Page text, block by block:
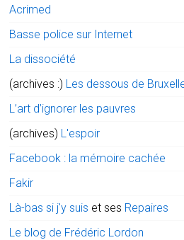
Acrimed
Basse police sur Internet
La dissociété
(archives :) Les dessous de
L’art d’ignorer les pauvres
(archives) L'espoir
Facebook : la mémoire cachée
Fakir
Là-bas si j'y suis et ses Repaires
Le blog de Frédéric Lordon